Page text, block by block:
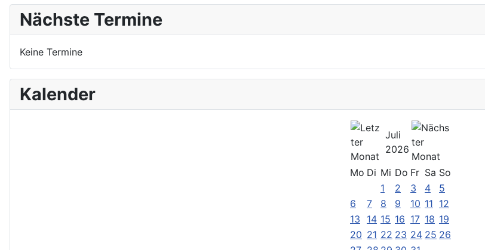
Nächste Termine
Keine Termine
Kalender
Juli
2026
Mo Di Mi Do Fr Sa So
1
2 3 4
5
6
7 8 9 10 11 12
13
14 15 16 17 18 19
20 21 22 23 24 25 26